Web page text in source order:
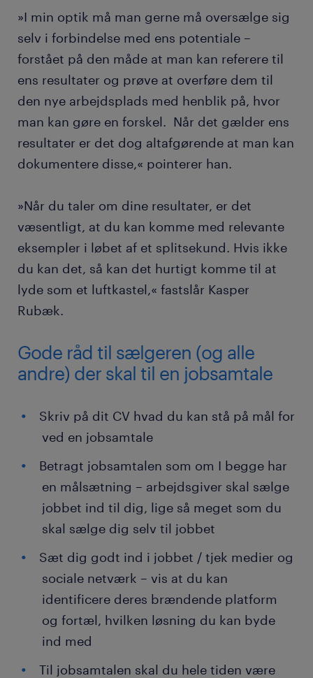
»I min optik må man gerne må oversælge sig
selv i forbindelse med ens potentiale –
forstået på den måde at man kan referere til
ens resultater og prøve at overføre dem til
den nye arbejdsplads med henblik på, hvor
man kan gøre en forskel. Når det gælder ens
resultater er det dog altafgørende at man kan
dokumentere disse,« pointerer han.
»Når du taler om dine resultater, er det
væsentligt, at du kan komme med relevante
eksempler i løbet af et splitsekund. Hvis ikke
du kan det, så kan det hurtigt komme til at
lyde som et luftkastel,« fastslår Kasper
Rubæk.
Gode råd til sælgeren (og alle
andre) der skal til en jobsamtale
Skriv på dit CV hvad du kan stå på mål for
ved en jobsamtale
Betragt jobsamtalen som om I begge har
en målsætning – arbejdsgiver skal sælge
jobbet ind til dig, lige så meget som du
skal sælge dig selv til jobbet
Sæt dig godt ind i jobbet / tjek medier og
sociale netværk – vis at du kan
identificere deres brændende platform
og fortæl, hvilken løsning du kan byde
ind med
Til jobsamtalen skal du hele tiden være